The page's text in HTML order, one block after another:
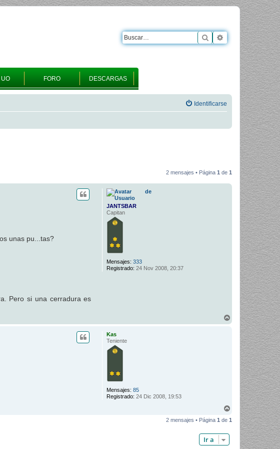
FORO DESCARGAS
Buscar Búsqueda
Identificarse
2 mensajes • Página 1 de 1
JANTSBAR
Capitan
Mensajes: 333
Registrado: 24 Nov 2008, 20:37
unas pu...tas?
Pero si una cerradura es
Kas
Teniente
Mensajes: 85
Registrado: 24 Dic 2008, 19:53
r
2 mensajes • Página 1 de 1
Ir a